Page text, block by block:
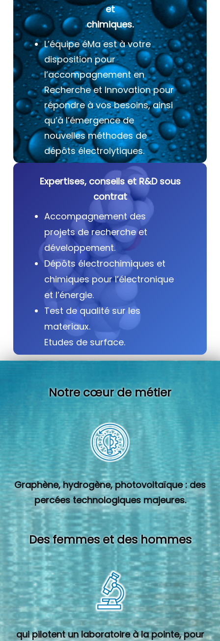
et
chimiques.
L’équipe éMa est à votre
disposition pour
l’accompagnement en
Recherche et Innovation pour
répondre à vos besoins, ainsi
qu’à l’émergence de
nouvelles méthodes de
dépôts électrolytiques.
Expertises, conseils et R&D sous
contrat
Accompagnement des
projets de recherche et
développement.
Dépôts électrochimiques et
chimiques pour l’électronique
et l’énergie.
Test de qualité sur les
materiaux.
Etudes de surface.
Notre cœur de métier
Graphène, hydrogène, photovoltaïque : des
percées technologiques majeures.
Des femmes et des hommes
qui pilotent un laboratoire à la pointe, pour